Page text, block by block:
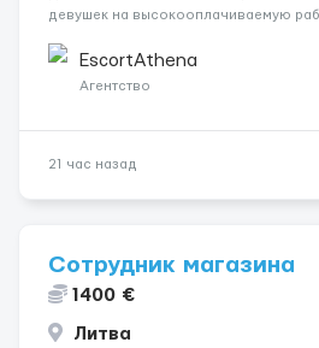
девушек на высокооплачиваемую
хорошие деньги 💶 — это предложение
Требования: ✔️ Возраст от ...
EscortAthena
Агентство
21 час назад
Сотрудник магазина
1400 €
Литва